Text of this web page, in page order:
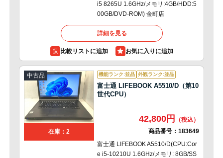
i5 8265U 1.6GHz/メモリ:4GB/HDD:5
00GB/DVD-ROM) 金町店
詳細を見る
比較リストに追加
中古品
在庫：2
機能ランク:並品 外観ランク:並品
富士通 LIFEBOOK A5510/D（第10
世代CPU）
42,800円
商品番号： 183649
富士通 LIFEBOOK A5510/D(CPU:Cor
e i5-10210U 1.6GHz/メモリ: 8GB/SS